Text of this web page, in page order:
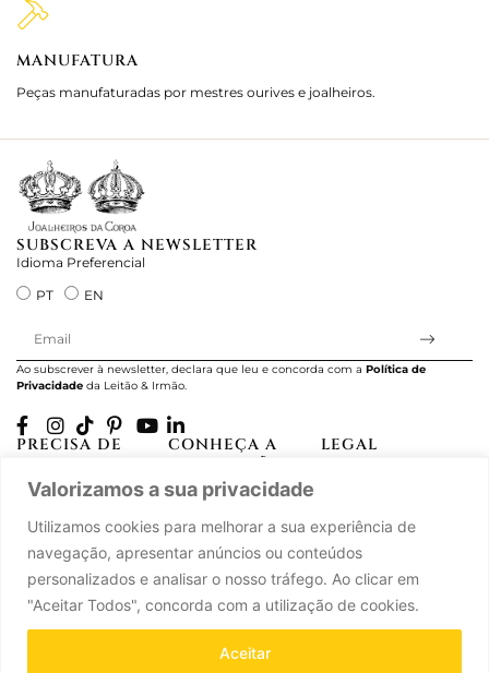
Valorizamos a sua privacidade
Utilizamos cookies para melhorar a sua experiência de
navegação, apresentar anúncios ou conteúdos
personalizados e analisar o nosso tráfego. Ao clicar em
"Aceitar Todos", concorda com a utilização de cookies.
Aceitar
MANUFATURA
Peças manufaturadas por mestres ourives e joalheiros.
SUBSCREVA A NEWSLETTER
Idioma Preferencial
PT
EN
Ao subscrever à newsletter, declara que leu e concorda com a Política de
Privacidade da Leitão & Irmão.
PRECISA DE
A minha conta
Perguntas Frequentes
CONHEÇA A
História
LEGAL
Livro de Reclamações